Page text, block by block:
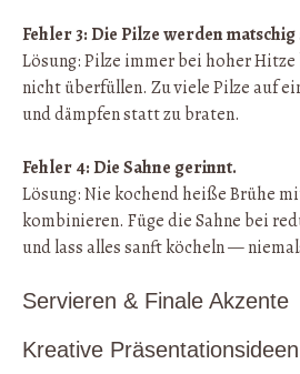
Fehler 3: Die Pilze werden
Lösung: Pilze immer bei hoher
nicht überfüllen. Zu viele Pilze auf
und dämpfen statt zu braten.
Fehler 4: Die Sahne gerinnt.
Lösung: Nie kochend heiße Brühe
kombinieren. Füge die Sahne bei
und lass alles sanft köcheln —
Servieren & Finale Akzente
Kreative Präsentationsideen